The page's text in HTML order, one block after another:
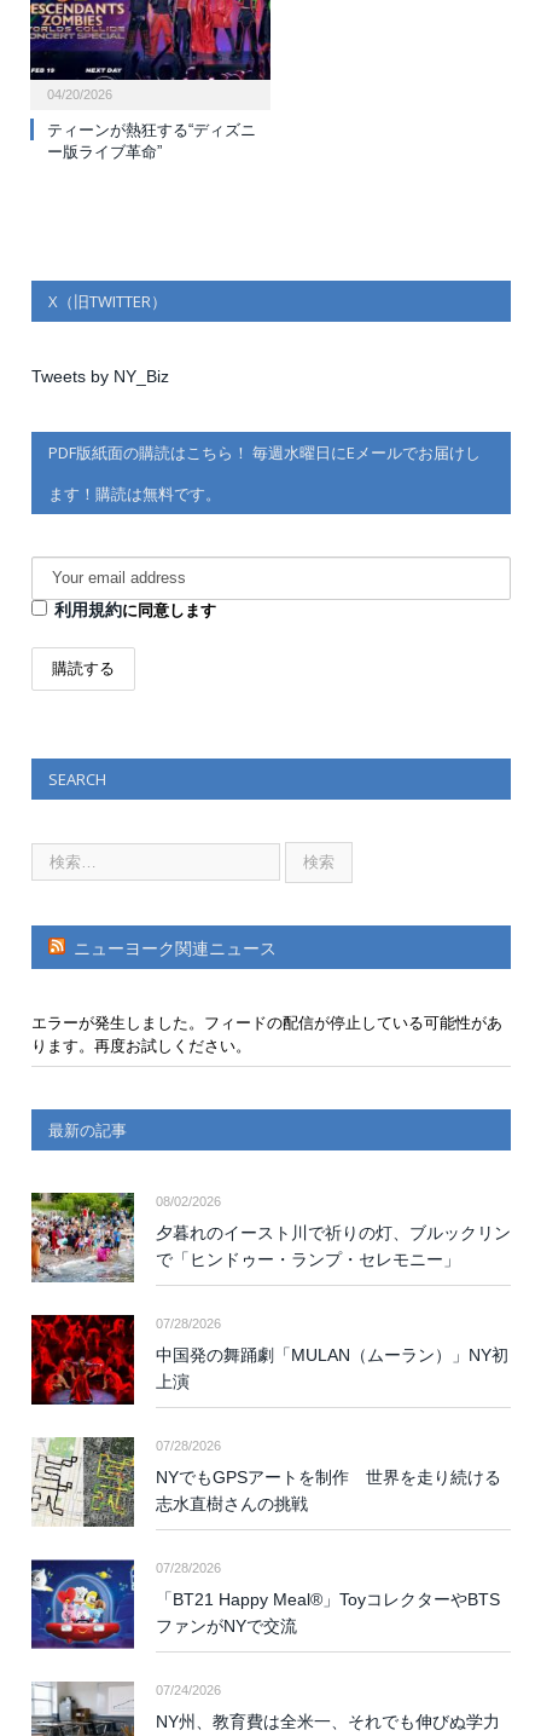
04/20/2026
ティーンが熱狂する“ディズニ
ー版ライブ革命”
X（旧TWITTER）
Tweets by NY_Biz
PDF版紙面の購読はこちら！ 毎週水曜日にEメールでお届けし
ます！購読は無料です。
利用規約に同意します
SEARCH
ニューヨーク関連ニュース
エラーが発生しました。フィードの配信が停止している可能性があ
ります。再度お試しください。
最新の記事
08/02/2026
夕暮れのイースト川で祈りの灯、ブルックリン
で「ヒンドゥー・ランプ・セレモニー」
07/28/2026
中国発の舞踊劇「MULAN（ムーラン）」NY初
上演
07/28/2026
NYでもGPSアートを制作 世界を走り続ける
志水直樹さんの挑戦
07/28/2026
「BT21 Happy Meal®」ToyコレクターやBTS
ファンがNYで交流
07/24/2026
NY州、教育費は全米一、それでも伸びぬ学力